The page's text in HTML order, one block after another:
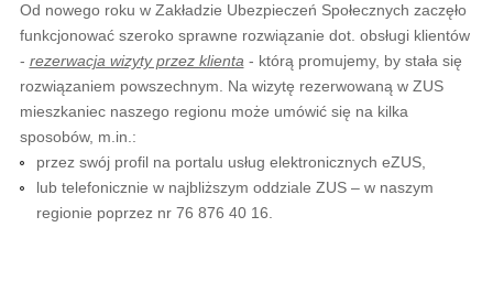
Od nowego roku w Zakładzie Ubezpieczeń Społecznych zaczęło
funkcjonować szeroko sprawne rozwiązanie dot. obsługi klientów
- rezerwacja wizyty przez klienta- którą promujemy, by stała się
rozwiązaniem powszechnym. Na wizytę rezerwowaną w ZUS
mieszkaniec naszego regionu może umówić się na kilka
sposobów, m.in.:
przez swój profil na portalu usług elektronicznych eZUS,
lub telefonicznie w najbliższym oddziale ZUS – w naszym
regionie poprzez nr 76 876 40 16.